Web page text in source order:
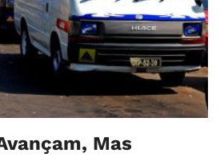
Mas